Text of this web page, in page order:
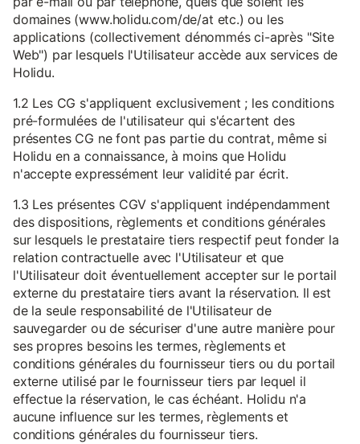
domaines (www.holidu.com/de/at etc.) ou les
applications (collectivement dénommés ci-après "Site
Web") par lesquels l'Utilisateur accède aux services de
Holidu.
1.2 Les CG s'appliquent exclusivement ; les conditions
pré-formulées de l'utilisateur qui s'écartent des
présentes CG ne font pas partie du contrat, même si
Holidu en a connaissance, à moins que Holidu
n'accepte expressément leur validité par écrit.
1.3 Les présentes CGV s'appliquent indépendamment
des dispositions, règlements et conditions générales
sur lesquels le prestataire tiers respectif peut fonder la
relation contractuelle avec l'Utilisateur et que
l'Utilisateur doit éventuellement accepter sur le portail
externe du prestataire tiers avant la réservation. Il est
de la seule responsabilité de l'Utilisateur de
sauvegarder ou de sécuriser d'une autre manière pour
ses propres besoins les termes, règlements et
conditions générales du fournisseur tiers ou du portail
externe utilisé par le fournisseur tiers par lequel il
effectue la réservation, le cas échéant. Holidu n'a
aucune influence sur les termes, règlements et
conditions générales du fournisseur tiers.